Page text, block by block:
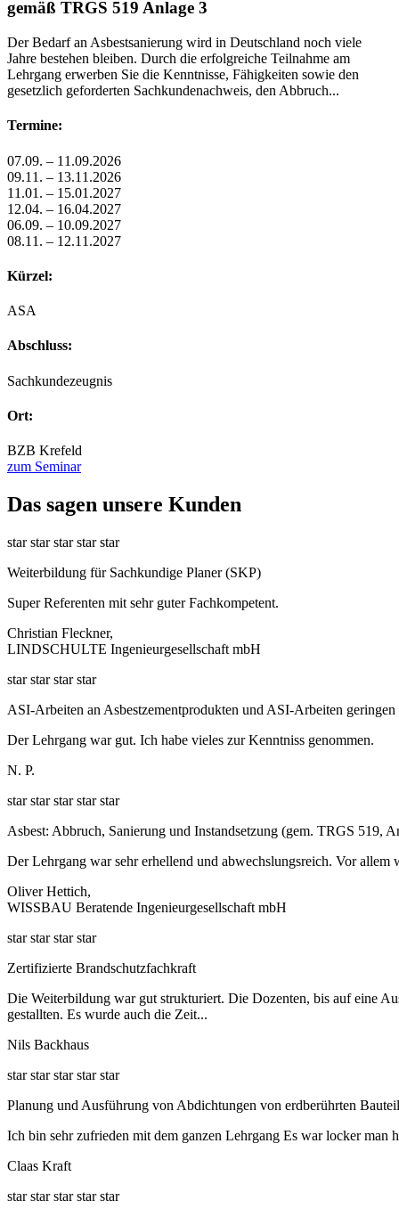
gemäß TRGS 519 Anlage 3
Der Bedarf an Asbestsanierung wird in Deutschland noch viele
Jahre bestehen bleiben. Durch die erfolgreiche Teilnahme am
Lehrgang erwerben Sie die Kenntnisse, Fähigkeiten sowie den
gesetzlich geforderten Sachkundenachweis, den Abbruch...
Termine:
07.09. – 11.09.2026
09.11. – 13.11.2026
11.01. – 15.01.2027
12.04. – 16.04.2027
06.09. – 10.09.2027
08.11. – 12.11.2027
Kürzel:
ASA
Abschluss:
Sachkundezeugnis
Ort:
BZB Krefeld
zum Seminar
Das sagen unsere Kunden
star star star star star
Weiterbildung für Sachkundige Planer (SKP)
Super Referenten mit sehr guter Fachkompetent.
Christian Fleckner,
LINDSCHULTE Ingenieurgesellschaft mbH
star star star star
ASI-Arbeiten an Asbestzementprodukten und ASI-Arbeiten
Der Lehrgang war gut. Ich habe vieles zur Kenntniss genommen.
N. P.
star star star star star
Asbest: Abbruch, Sanierung und Instandsetzung (gem. TRGS 519,
Der Lehrgang war sehr erhellend und abwechslungsreich. Vor
Oliver Hettich,
WISSBAU Beratende Ingenieurgesellschaft mbH
star star star star
Zertifizierte Brandschutzfachkraft
Die Weiterbildung war gut strukturiert. Die Dozenten, bis auf eine
gestallten. Es wurde auch die Zeit...
Nils Backhaus
star star star star star
Planung und Ausführung von Abdichtungen von erdberührten
Ich bin sehr zufrieden mit dem ganzen Lehrgang Es war locker man
Claas Kraft
star star star star star